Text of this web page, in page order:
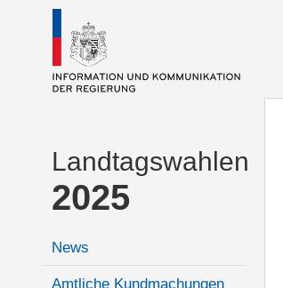
Landtagswahlen
2025
News
Amtliche Kundmachungen